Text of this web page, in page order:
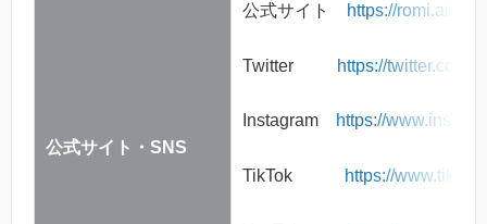
公式サイト・SNS
公式サイト https://romi.ai/
Twitter https://twitter.com/
Instagram https://
TikTok https://